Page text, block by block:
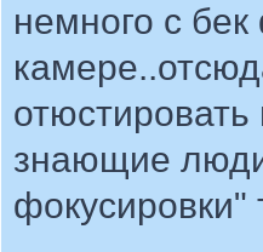
немного с
знающие люди
фокусировки"